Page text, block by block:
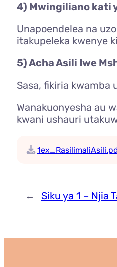
4) Mwingiliano kati
Unapoendelea na
itakupeleka kwenye
5) Acha Asili Iwe
Sasa, fikiria kwamba
Wanakuonyesha au
kwani ushauri
← Siku ya 1 – Njia